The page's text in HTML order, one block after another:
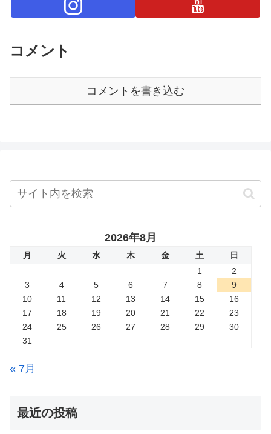
コメント
コメントを書き込む
2026年8月
月 火 水 木 金 土
日
1
2
3
4 5 6 7 8
9
10
11 12 13 14 15
16
17
18 19 20 21 22
23
24
25 26 27 28 29
30
31
« 7月
最近の投稿